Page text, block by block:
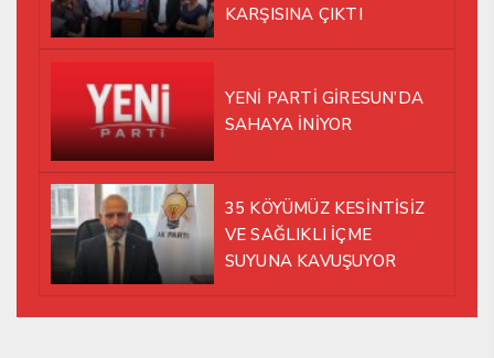
KARŞISINA ÇIKTI
YENİ PARTİ GİRESUN’DA
SAHAYA İNİYOR
35 KÖYÜMÜZ KESİNTİSİZ
VE SAĞLIKLI İÇME
SUYUNA KAVUŞUYOR